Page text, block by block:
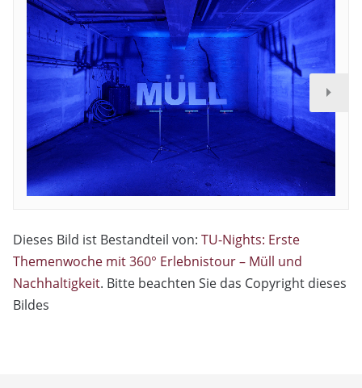
Dieses Bild ist Bestandteil von: TU-Nights: Erste
Themenwoche mit 360° Erlebnistour – Müll und
Nachhaltigkeit. Bitte beachten Sie das Copyright dieses
Bildes